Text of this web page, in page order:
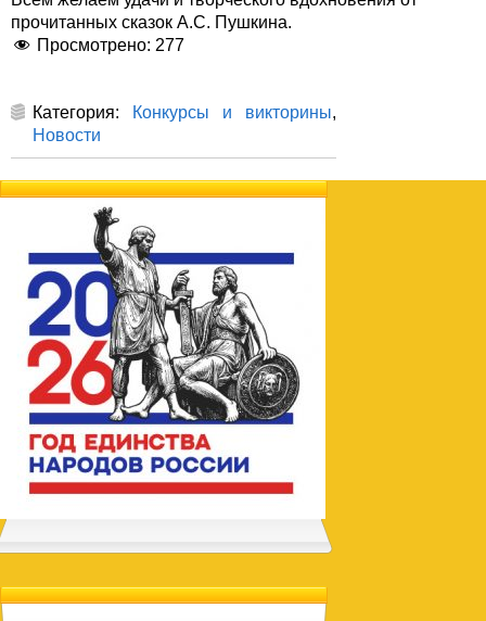
прочитанных сказок А.С. Пушкина.
Просмотрено: 277
Категория: Конкурсы и викторины,
Новости